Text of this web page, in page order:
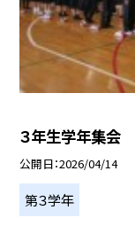
３年生学年集会
公開日 2026/04/14
第３学年